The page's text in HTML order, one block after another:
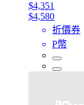
$4,351
$4,580
折價券
P幣